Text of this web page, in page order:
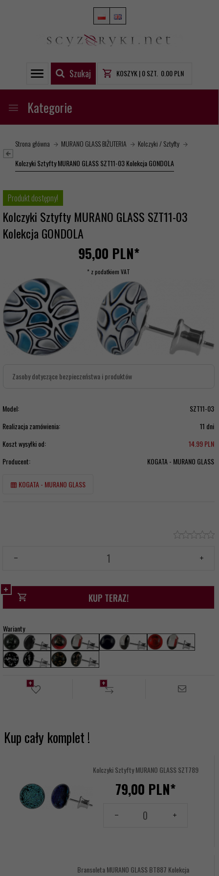
Szukaj KOSZYK |0SZT. 0.00PLN
Kategorie
Strona główna MURANO GLASS BIŻUTERIA
Kolczyki / Sztyfty
Kolczyki Sztyfty MURANO GLASS SZT11-03 Kolekcja GONDOLA
Produkt dostępny!
Kolczyki Sztyfty MURANO GLASS SZT11-03
Kolekcja GONDOLA
95,00 PLN*
* z podatkiem VAT
Zasoby dotyczące bezpieczeństwa i produktów
Model:
SZT11-03
Realizacja zamówienia:
11 dni
Koszt wysyłki od:
14.99 PLN
Producent:
KOGATA - MURANO GLASS
KOGATA - MURANO GLASS
KUP TERAZ!
Warianty
Kup cały komplet !
Kolczyki Sztyfty MURANO GLASS SZT789
79,00 PLN*
Bransoleta MURANO GLASS BT887 Kolekcja